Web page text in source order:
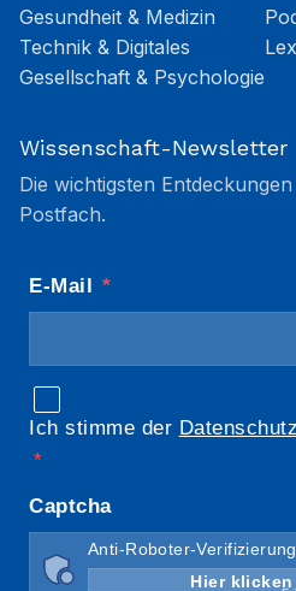
Gesundheit & Medizin
Technik & Digitales
Gesellschaft & Psychologie
Wissenschaft-Newsletter
Die wichtigsten
Postfach.